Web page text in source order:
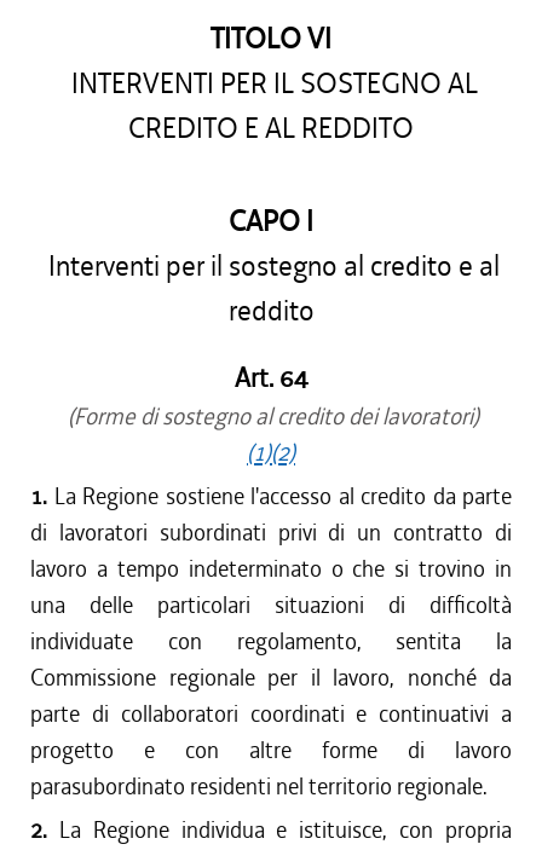
TITOLO VI
INTERVENTI PER IL SOSTEGNO AL
CREDITO E AL REDDITO
CAPO I
Interventi per il sostegno al credito e al
reddito
Art. 64
(Forme di sostegno al credito dei lavoratori)
(1)(2)
1. La Regione sostiene l'accesso al credito da parte
di lavoratori subordinati privi di un contratto di
lavoro a tempo indeterminato o che si trovino in
una delle particolari situazioni di difficoltà
individuate con regolamento, sentita la
Commissione regionale per il lavoro, nonché da
parte di collaboratori coordinati e continuativi a
progetto e con altre forme di lavoro
parasubordinato residenti nel territorio regionale.
2. La Regione individua e istituisce, con propria